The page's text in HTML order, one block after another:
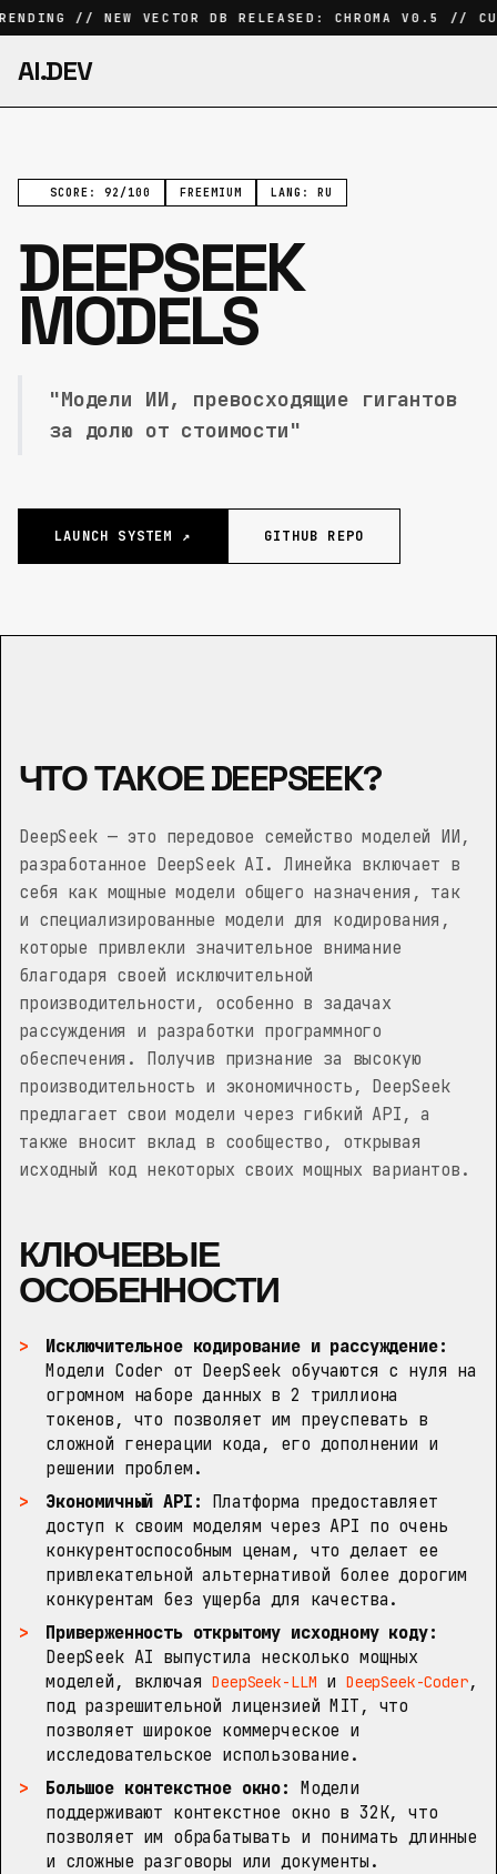
// NEW VECTOR DB RELEASED: CHROMA V0.5 //
AI.DEV
SCORE: 92/100 FREEMIUM LANG: RU
DEEPSEEK
MODELS
"Модели ИИ, превосходящие гигантов
за долю от стоимости"
LAUNCH SYSTEM ↗ GITHUB REPO
ЧТО ТАКОЕ DEEPSEEK?
DeepSeek — это передовое семейство моделей ИИ,
разработанное DeepSeek AI. Линейка включает в
себя как мощные модели общего назначения, так
и специализированные модели для кодирования,
которые привлекли значительное внимание
благодаря своей исключительной
производительности, особенно в задачах
рассуждения и разработки программного
обеспечения. Получив признание за высокую
производительность и экономичность, DeepSeek
предлагает свои модели через гибкий API, а
также вносит вклад в сообщество, открывая
исходный код некоторых своих мощных вариантов.
КЛЮЧЕВЫЕ
ОСОБЕННОСТИ
Исключительное кодирование и рассуждение:
Модели Coder от DeepSeek обучаются с нуля на
огромном наборе данных в 2 триллиона
токенов, что позволяет им преуспевать в
сложной генерации кода, его дополнении и
решении проблем.
Экономичный API: Платформа предоставляет
доступ к своим моделям через API по очень
конкурентоспособным ценам, что делает ее
привлекательной альтернативой более дорогим
конкурентам без ущерба для качества.
Приверженность открытому исходному коду:
DeepSeek AI выпустила несколько мощных
моделей, включаяDeepSeek-LLM и DeepSeek-Coder,
под разрешительной лицензией MIT, что
позволяет широкое коммерческое и
исследовательское использование.
Большое контекстное окно: Модели
поддерживают контекстное окно в 32K, что
позволяет им обрабатывать и понимать длинные
и сложные разговоры или документы.